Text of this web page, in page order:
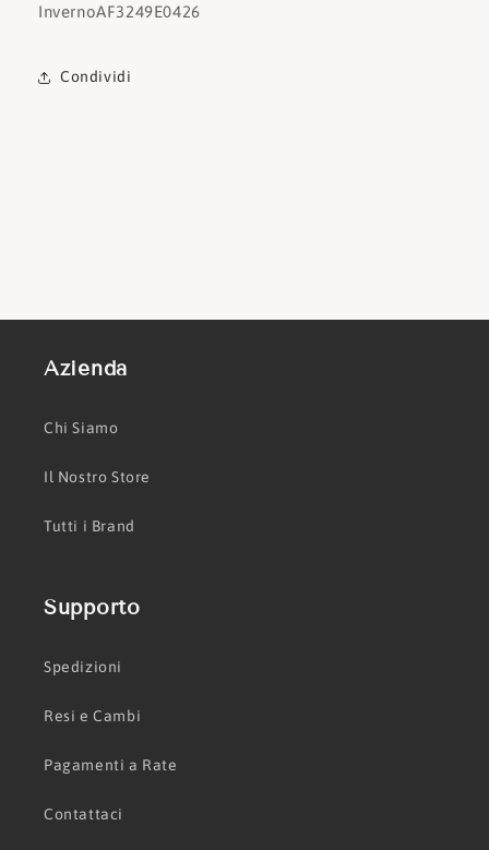
InvernoAF3249E0426
Condividi
Azienda
Chi Siamo
Il Nostro Store
Tutti i Brand
Supporto
Spedizioni
Resi e Cambi
Pagamenti a Rate
Contattaci